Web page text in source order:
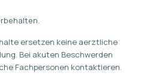
ersetzen keine aerztliche
Bei akuten Beschwerden
Fachpersonen kontaktieren.